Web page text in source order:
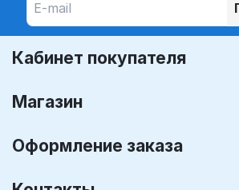
Кабинет покупателя
Магазин
Оформление заказа